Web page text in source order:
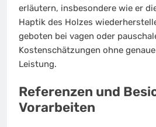
erläutern, insbesondere wie er
Haptik des Holzes
geboten bei vagen oder
Kostenschätzungen ohne
Leistung.
Referenzen und
Vorarbeiten